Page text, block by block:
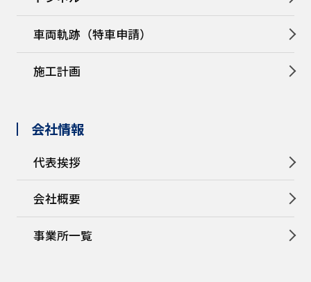
車両軌跡（特車申請）
施工計画
会社情報
代表挨拶
会社概要
事業所一覧